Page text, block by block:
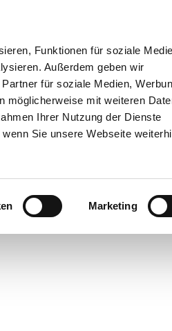
Funktionen für soziale
Außerdem geben wir
für soziale Medien,
möglicherweise mit weiteren
Ihrer Nutzung der Dienste
Sie unsere Webseite
Marketing